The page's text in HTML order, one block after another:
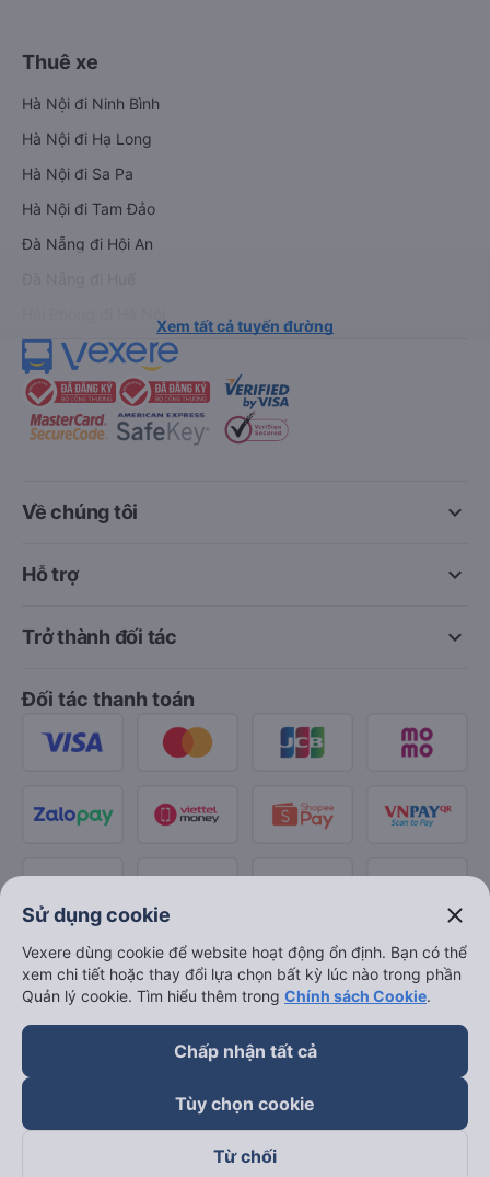
Thuê xe
Hà Nội đi Ninh Bình
Hà Nội đi Hạ Long
Hà Nội đi Sa Pa
Hà Nội đi Tam Đảo
Đà Nẵng đi Hội An
Xem tất cả tuyến đường
keyboard_arrow_down
Về chúng tôi
keyboard_arrow_down
Hỗ trợ
keyboard_arrow_down
Trở thành đối tác
Đối tác thanh toán
Sử dụng cookie close
Vexere dùng cookie để website hoạt động ổn định. Bạn có thể
xem chi tiết hoặc thay đổi lựa chọn bất kỳ lúc nào trong phần
Quản lý cookie. Tìm hiểu thêm trong Chính sách Cookie.
Chấp nhận tất cả
Tùy chọn cookie
Từ chối